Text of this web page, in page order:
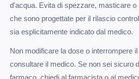
d'acqua. Evita di spezzare, masticare o
che sono progettate per il rilascio
sia esplicitamente indicato dal medico.
Non modificare la dose o interrompere
consultare il medico. Se non sei sicuro
farmaco, chiedi al farmacista o al